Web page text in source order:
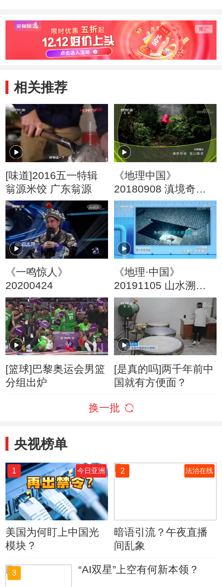
程碑
感染
可
相关推荐
[味道]2016五一特辑
翁源米饺 广东翁源
《地理中国》
20180908 滇境奇闻·
雪山精灵
《一鸣惊人》
20200424
《地理·中国》
20191105 山水溯名·
冠豸疑云
[篮球]巴黎奥运会男篮
分组出炉
[是真的吗]两千年前中
国就有方便面？
换一批
央视榜单
1 今日亚洲
美国为何盯上中国光
模块？
2 法治在线
暗语引流？午夜直播
间乱象
3 “AI双星”上空有何新本领？